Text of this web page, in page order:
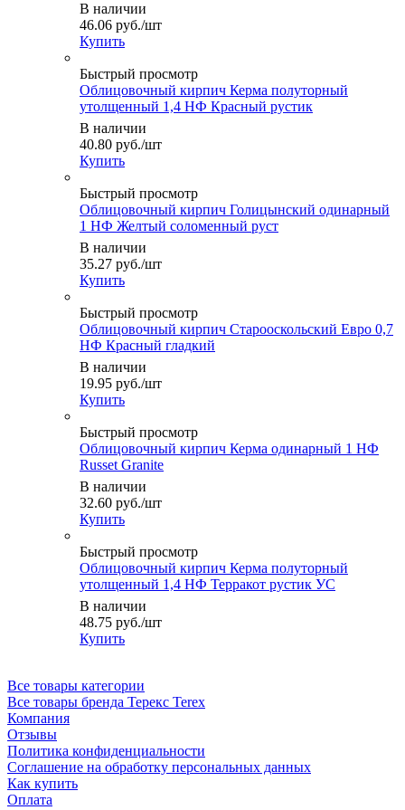
В наличии
46.06 руб./шт
Купить
Быстрый просмотр
Облицовочный кирпич Керма полуторный
утолщенный 1,4 НФ Красный рустик
В наличии
40.80 руб./шт
Купить
Быстрый просмотр
Облицовочный кирпич Голицынский одинарный
1 НФ Желтый соломенный руст
В наличии
35.27 руб./шт
Купить
Быстрый просмотр
Облицовочный кирпич Старооскольский Евро 0,7
НФ Красный гладкий
В наличии
19.95 руб./шт
Купить
Быстрый просмотр
Облицовочный кирпич Керма одинарный 1 НФ
Russet Granite
В наличии
32.60 руб./шт
Купить
Быстрый просмотр
Облицовочный кирпич Керма полуторный
утолщенный 1,4 НФ Терракот рустик УС
В наличии
48.75 руб./шт
Купить
Все товары категории
Все товары бренда Терекс Terex
Компания
Отзывы
Политика конфиденциальности
Соглашение на обработку персональных данных
Как купить
Оплата